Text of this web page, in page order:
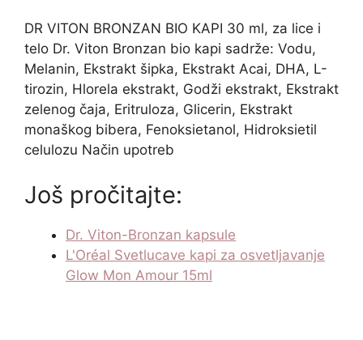
DR VITON BRONZAN BIO KAPI 30 ml, za lice i
telo Dr. Viton Bronzan bio kapi sadrže: Vodu,
Melanin, Ekstrakt šipka, Ekstrakt Acai, DHA, L-
tirozin, Hlorela ekstrakt, Godži ekstrakt, Ekstrakt
zelenog čaja, Eritruloza, Glicerin, Ekstrakt
monaškog bibera, Fenoksietanol, Hidroksietil
celulozu Način upotreb
Još pročitajte:
Dr. Viton-Bronzan kapsule
L'Oréal Svetlucave kapi za osvetljavanje
Glow Mon Amour 15ml